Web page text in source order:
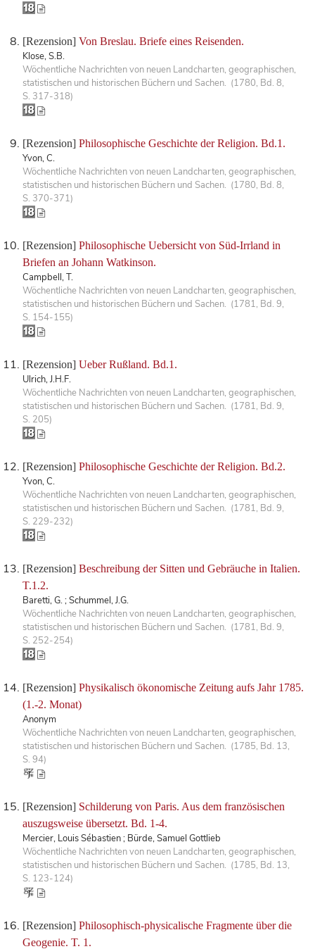
[Rezension] Von Breslau. Briefe eines Reisenden.
Klose, S.B.
Wöchentliche Nachrichten von neuen Landcharten, geographischen,
statistischen und historischen Büchern und Sachen. (1780, Bd. 8,
S. 317-318)
[Rezension] Philosophische Geschichte der Religion. Bd.1.
Yvon, C.
Wöchentliche Nachrichten von neuen Landcharten, geographischen,
statistischen und historischen Büchern und Sachen. (1780, Bd. 8,
S. 370-371)
[Rezension] Philosophische Uebersicht von Süd-Irrland in
Briefen an Johann Watkinson.
Campbell, T.
Wöchentliche Nachrichten von neuen Landcharten, geographischen,
statistischen und historischen Büchern und Sachen. (1781, Bd. 9,
S. 154-155)
[Rezension] Ueber Rußland. Bd.1.
Ulrich, J.H.F.
Wöchentliche Nachrichten von neuen Landcharten, geographischen,
statistischen und historischen Büchern und Sachen. (1781, Bd. 9,
S. 205)
[Rezension] Philosophische Geschichte der Religion. Bd.2.
Yvon, C.
Wöchentliche Nachrichten von neuen Landcharten, geographischen,
statistischen und historischen Büchern und Sachen. (1781, Bd. 9,
S. 229-232)
[Rezension] Beschreibung der Sitten und Gebräuche in Italien.
T.1.2.
Baretti, G. ; Schummel, J.G.
Wöchentliche Nachrichten von neuen Landcharten, geographischen,
statistischen und historischen Büchern und Sachen. (1781, Bd. 9,
S. 252-254)
[Rezension] Physikalisch ökonomische Zeitung aufs Jahr 1785.
(1.-2. Monat)
Anonym
Wöchentliche Nachrichten von neuen Landcharten, geographischen,
statistischen und historischen Büchern und Sachen. (1785, Bd. 13,
S. 94)
[Rezension] Schilderung von Paris. Aus dem französischen
auszugsweise übersetzt. Bd. 1-4.
Mercier, Louis Sébastien ; Bürde, Samuel Gottlieb
Wöchentliche Nachrichten von neuen Landcharten, geographischen,
statistischen und historischen Büchern und Sachen. (1785, Bd. 13,
S. 123-124)
[Rezension] Philosophisch-physicalische Fragmente über die
Geogenie. T. 1.